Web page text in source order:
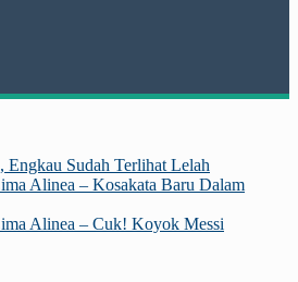
Engkau Sudah Terlihat Lelah
Alinea – Kosakata Baru Dalam
Alinea – Cuk! Koyok Messi